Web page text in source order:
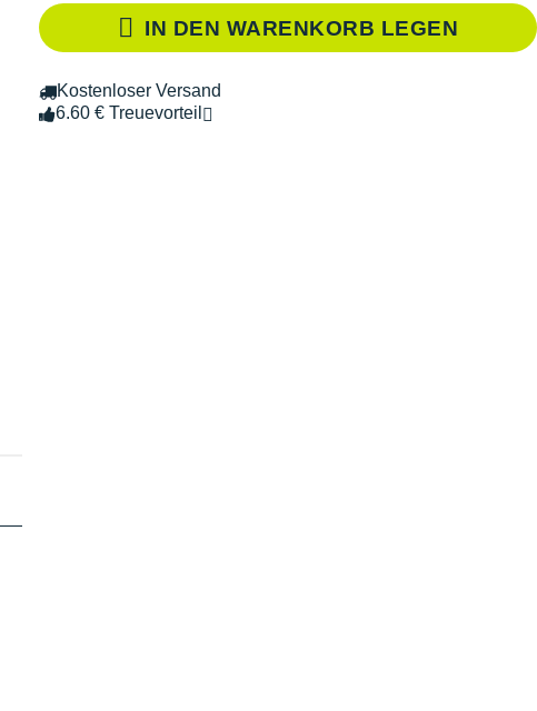
IN DEN WARENKORB LEGEN
Kostenloser Versand
6.60 € Treuevorteil